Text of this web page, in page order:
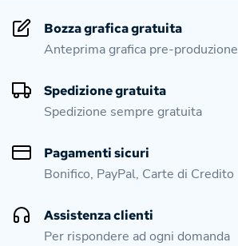
Bozza grafica gratuita
Anteprima grafica pre-produzione
Spedizione gratuita
Spedizione sempre gratuita
Pagamenti sicuri
Bonifico, PayPal, Carte di Credito
Assistenza clienti
Per rispondere ad ogni domanda